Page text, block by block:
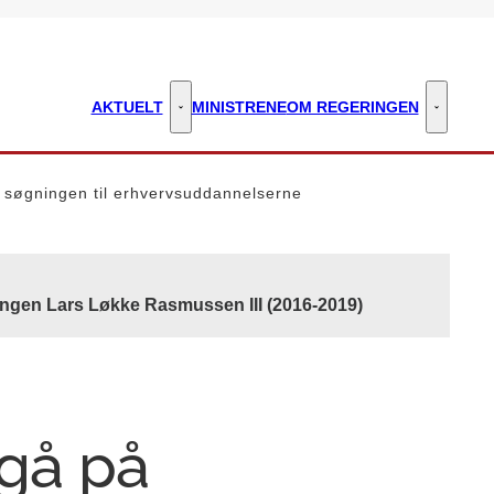
AKTUELT Aktuelt - Flere links
MINISTRENEOM REGERINGEN Om
til erhvervsuddannelserne
Lars Løkke Rasmussen III (2016-2019)
på